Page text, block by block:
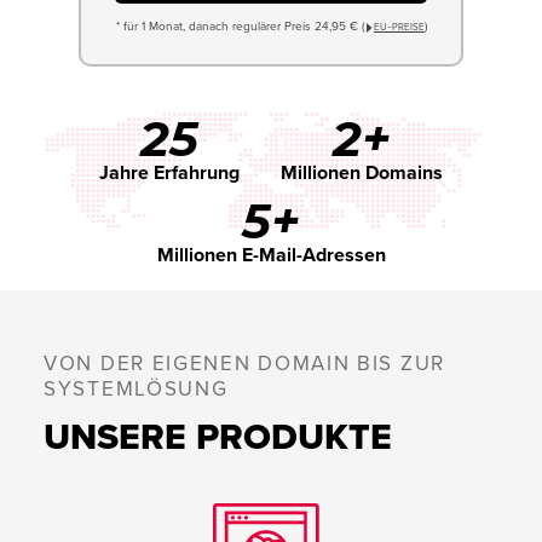
* für 1 Monat, danach regulärer Preis 24,95 € ( EU−PREISE)
25
Jahre Erfahrung
2+
Millionen Domains
5+
Millionen E-Mail-Adressen
VON DER EIGENEN DOMAIN BIS ZUR
SYSTEMLÖSUNG
UNSERE PRODUKTE